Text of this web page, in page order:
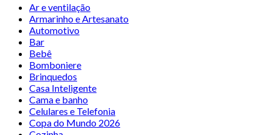
Ar e ventilação
Armarinho e Artesanato
Automotivo
Bar
Bebê
Bomboniere
Brinquedos
Casa Inteligente
Cama e banho
Celulares e Telefonia
Copa do Mundo 2026